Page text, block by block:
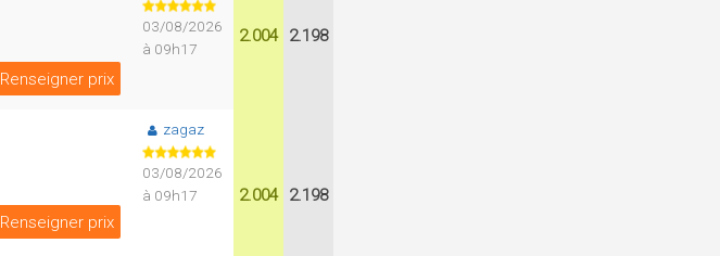
Renseigner prix
03/08/2026
à 09h17
2.004 2.198
Renseigner prix
zagaz
03/08/2026
à 09h17
2.004 2.198